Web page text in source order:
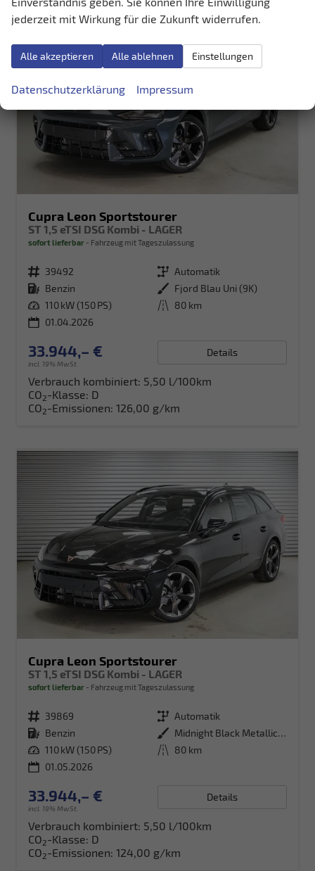
Cupra Leon Sportstourer
ST 1,5 eTSI DSG Kombi - LAGER
sofort lieferbar Fahrzeug mit Tageszulassung
Fahrzeugnr. 39492 Getriebe Automatik
Kraftstoff Benzin Außenfarbe Fjord Blau Uni (9K)
Leistung 110 kW (150 PS) Kilometerstand 80 km
01.04.2026
33.944,– €
incl. 19% MwSt.
Details
Verbrauch kombiniert: 5,50 l/100km
CO2-Klasse: D
CO2-Emissionen: 126,00 g/km
Cupra Leon Sportstourer
ST 1,5 eTSI DSG Kombi - LAGER
sofort lieferbar Fahrzeug mit Tageszulassung
Fahrzeugnr. 39869 Getriebe Automatik
Kraftstoff Benzin Außenfarbe
Midnight Black Metallic (0E)
Leistung 110 kW (150 PS) Kilometerstand 80 km
01.05.2026
33.944,– €
incl. 19% MwSt.
Details
Verbrauch kombiniert: 5,50 l/100km
CO2-Klasse: D
CO2-Emissionen: 124,00 g/km
jederzeit mit Wirkung für die Zukunft widerrufen.
Alle akzeptieren Alle ablehnen Einstellungen
Datenschutzerklärung Impressum